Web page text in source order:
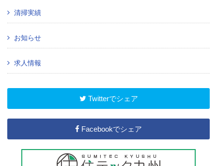
清掃実績
お知らせ
求人情報
Twitterでシェア
Facebookでシェア